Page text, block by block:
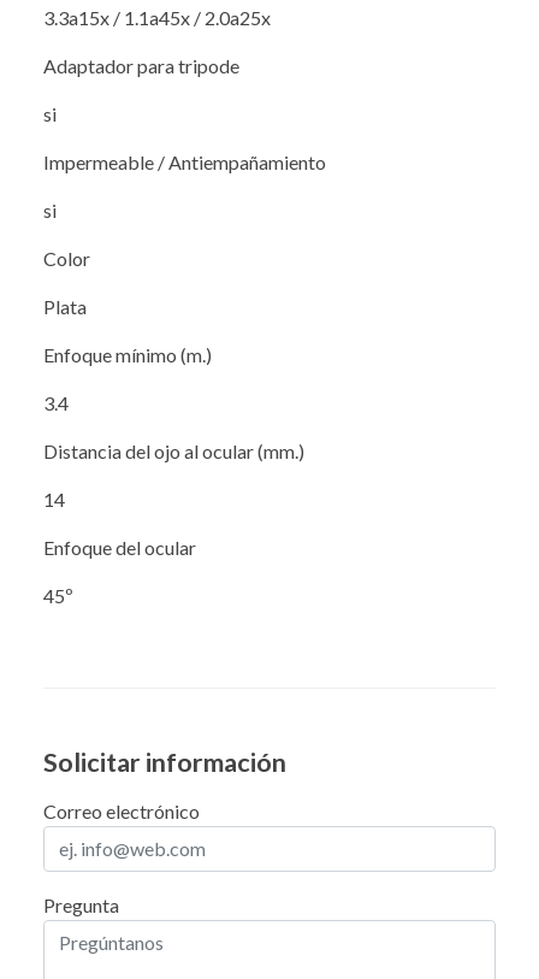
3.3a15x / 1.1a45x / 2.0a25x
Adaptador para tripode
si
Impermeable / Antiempañamiento
si
Color
Plata
Enfoque mínimo (m.)
3.4
Distancia del ojo al ocular (mm.)
14
Enfoque del ocular
45º
Solicitar información
Correo electrónico
Pregunta